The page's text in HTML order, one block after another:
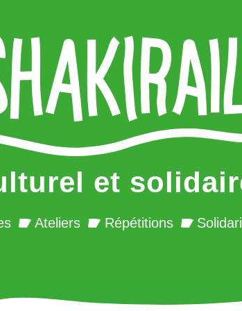
et
Ateliers Répétitions